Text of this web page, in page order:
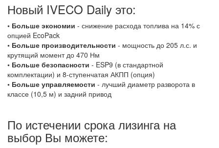
Новый IVECO Daily это:
◦ Больше экономии - снижение расхода топлива на 14% с
опцией EcoPack
◦ Больше производительности - мощность до 205 л.с. и
крутящий момент до 470 Нм
◦ Больше безопасности - ESP9 (в стандартной
комплектации) и 8-ступенчатая АКПП (опция)
◦ Больше управляемости - лучший диаметр разворота в
классе (10,5 м) и задний привод
По истечении срока лизинга на
выбор Вы можете: